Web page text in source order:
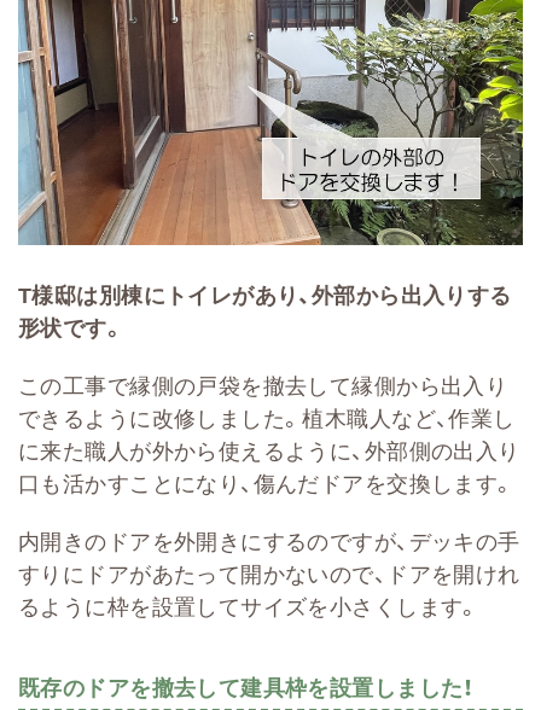
T様邸は別棟にトイレがあり、外部から出入りする
形状です。
この工事で縁側の戸袋を撤去して縁側から出入り
できるように改修しました。植木職人など、作業し
に来た職人が外から使えるように、外部側の出入り
口も活かすことになり、傷んだドアを交換します。
内開きのドアを外開きにするのですが、デッキの手
すりにドアがあたって開かないので、ドアを開けれ
るように枠を設置してサイズを小さくします。
既存のドアを撤去して建具枠を設置しました！